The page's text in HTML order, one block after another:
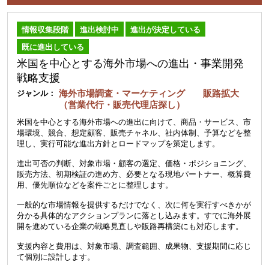
情報収集段階 進出検討中
進出が決定している
既に進出している
米国を中心とする海外市場への進出・事業開発
戦略支援
ジャンル：
海外市場調査・マーケティング 販路拡大
（営業代行・販売代理店探し）
米国を中心とする海外市場への進出に向けて、商品・サービス、市
場環境、競合、想定顧客、販売チャネル、社内体制、予算などを整
理し、実行可能な進出方針とロードマップを策定します。
進出可否の判断、対象市場・顧客の選定、価格・ポジショニング、
販売方法、初期検証の進め方、必要となる現地パートナー、概算費
用、優先順位などを案件ごとに整理します。
一般的な市場情報を提供するだけでなく、次に何を実行すべきかが
分かる具体的なアクションプランに落とし込みます。すでに海外展
開を進めている企業の戦略見直しや販路再構築にも対応します。
支援内容と費用は、対象市場、調査範囲、成果物、支援期間に応じ
て個別に設計します。